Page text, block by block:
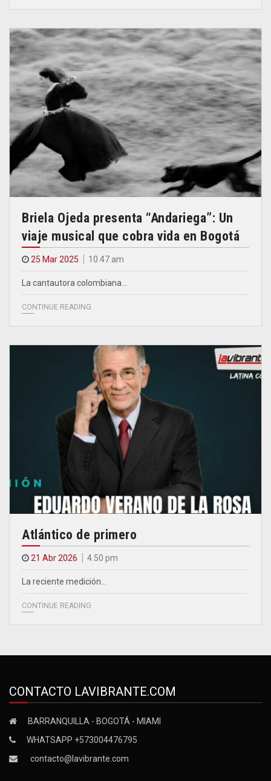
Briela Ojeda presenta “Andariega”: Un
viaje musical que cobra vida en Bogotá
25 Mar 2025 10.47 am
La cantautora colombiana…
CONTINUE READING
Atlántico de primero
21 Abr 2026 4.50 pm
La reciente medición…
CONTINUE READING
CONTACTO LAVIBRANTE.COM
BARRANQUILLA - BOGOTÁ - MIAMI
WHATSAPP +573004476795
contacto@lavibrante.com